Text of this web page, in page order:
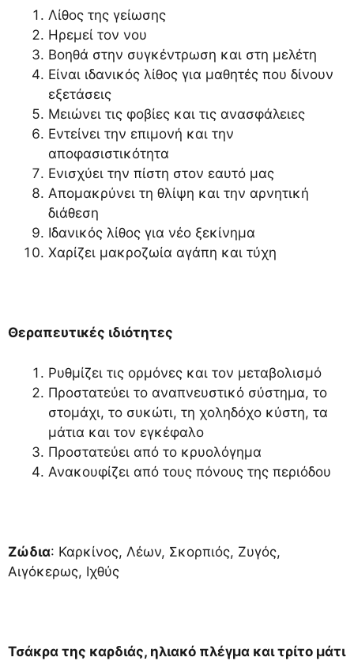
Λίθος της γείωσης
Ηρεμεί τον νου
Βοηθά στην συγκέντρωση και στη μελέτη
Είναι ιδανικός λίθος για μαθητές που δίνουν
εξετάσεις
Μειώνει τις φοβίες και τις ανασφάλειες
Εντείνει την επιμονή και την
αποφασιστικότητα
Ενισχύει την πίστη στον εαυτό μας
Απομακρύνει τη θλίψη και την αρνητική
διάθεση
Ιδανικός λίθος για νέο ξεκίνημα
Χαρίζει μακροζωία αγάπη και τύχη
Θεραπευτικές ιδιότητες
Ρυθμίζει τις ορμόνες και τον μεταβολισμό
Προστατεύει το αναπνευστικό σύστημα, το
στομάχι, το συκώτι, τη χοληδόχο κύστη, τα
μάτια και τον εγκέφαλο
Προστατεύει από το κρυολόγημα
Ανακουφίζει από τους πόνους της περιόδου
Ζώδια: Καρκίνος, Λέων, Σκορπιός, Ζυγός,
Αιγόκερως, Ιχθύς
Τσάκρα της καρδιάς, ηλιακό πλέγμα και τρίτο μάτι